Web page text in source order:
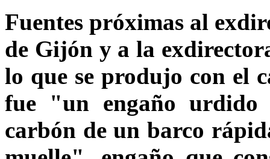
Fuentes próximas al
de Gijón y a la
lo que se produjo con el
fue "un engaño urdido
carbón de un barco